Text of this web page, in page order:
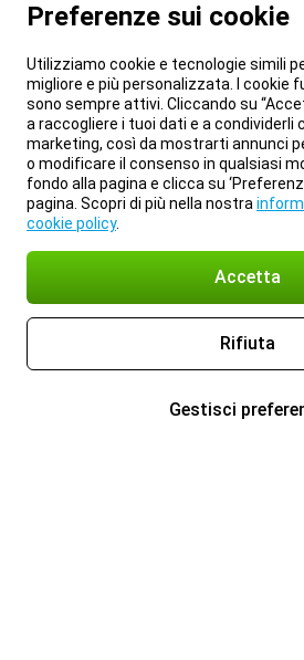
Preferenze sui cookie
Utilizziamo cookie e tecnologie simili
migliore e più personalizzata. I cookie
sono sempre attivi. Cliccando su
a raccogliere i tuoi dati e a condividerli
marketing, così da mostrarti annunci
o modificare il consenso in qualsiasi
fondo alla pagina e clicca su
pagina. Scopri di più nella nostra
cookie policy.
Accetta
Rifiuta
Gestisci